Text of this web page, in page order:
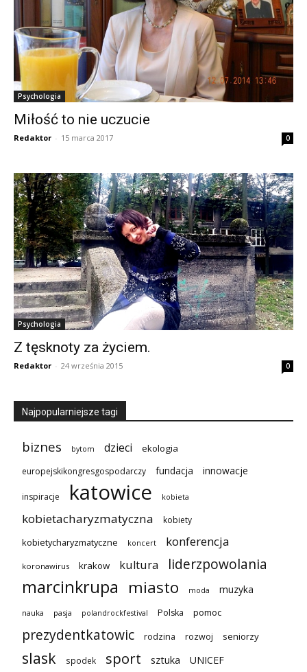
Psychologia
Miłość to nie uczucie
Redaktor - 15 marca 2017 0
Psychologia
Z tęsknoty za życiem.
Redaktor - 24 września 2015 0
Najpopularniejsze tagi
biznes bytom dzieci ekologia
europejskikongresgospodarczy fundacja innowacje
inspiracje katowice kobieta
kobietacharyzmatyczna kobiety
kobietycharyzmatyczne koncert konferencja
koronawirus krakow kultura liderzpowolania
marcinkrupa miasto moda muzyka
nauka pasja polandrockfestival Polska pomoc
prezydentkatowic rodzina rozwoj seniorzy
slask spodek sport sztuka UNICEF